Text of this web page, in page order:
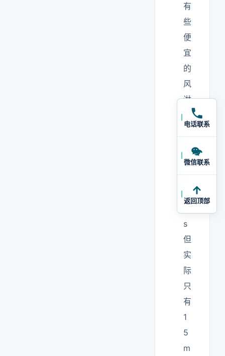
有
些
便
宜
的
风
淋
标
2
0
s
但
实
际
只
有
1
5
m
电话联系
微信联系
返回顶部